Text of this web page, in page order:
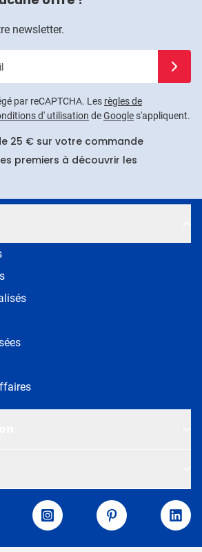
newsletter.
par reCAPTCHA. Les règles de
d' utilisation deGoogles'appliquent.
25 € sur votre commande
premiers à découvrir les
Instagram Pinterest